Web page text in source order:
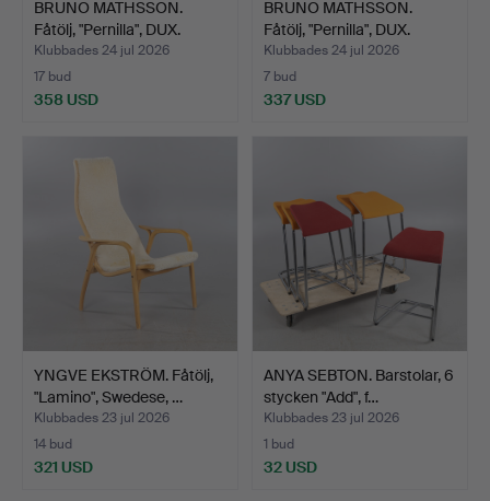
BRUNO MATHSSON.
Fåtölj, "Pernilla", DUX.
Klubbades 24 jul 2026
17 bud
358 USD
BRUNO MATHSSON.
Fåtölj, "Pernilla", DUX.
Klubbades 24 jul 2026
7 bud
337 USD
YNGVE EKSTRÖM. Fåtölj,
"Lamino", Swedese, …
Klubbades 23 jul 2026
14 bud
321 USD
ANYA SEBTON. Barstolar, 6
stycken "Add", f…
Klubbades 23 jul 2026
1 bud
32 USD